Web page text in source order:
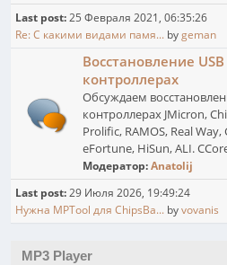
Last post:25 Февраля 2021, 06:35:26
Re: С какими видами памя... bygeman
Восстановление
контроллерах
Обсуждаем
контроллерах JMicron,
Prolific, RAMOS, Real Way,
eFortune, HiSun, ALI.
Модератор:Anatolij
Last post:29 Июля 2026, 19:49:24
Нужна MPTool для ChipsBa... byvovanis
MP3 Player